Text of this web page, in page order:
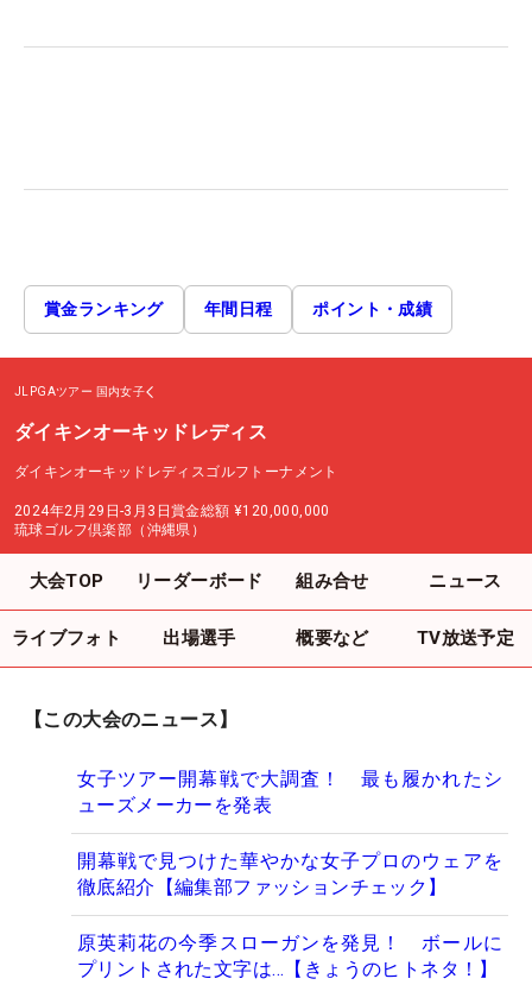
賞金ランキング 年間日程 ポイント・成績
JLPGAツアー 国内女子
ダイキンオーキッドレディス
ダイキンオーキッドレディスゴルフトーナメント
2024年2月29日-3月3日賞金総額 ¥120,000,000
琉球ゴルフ倶楽部（沖縄県）
大会TOP リーダーボード 組み合せ ニュース
ライブフォト 出場選手 概要など TV放送予定
【この大会のニュース】
女子ツアー開幕戦で大調査！ 最も履かれたシ
ューズメーカーを発表
開幕戦で見つけた華やかな女子プロのウェアを
徹底紹介【編集部ファッションチェック】
原英莉花の今季スローガンを発見！ ボールに
プリントされた文字は…【きょうのヒトネタ！】